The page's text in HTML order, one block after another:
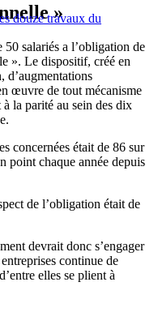
douze travaux du
»
salariés a l’obligation de
». Le dispositif, créé en
d’augmentations
œuvre de tout mécanisme
la parité au sein des dix
concernées était de 86 sur
point chaque année depuis
de l’obligation était de
devrait donc s’engager
continue de
elles se plient à